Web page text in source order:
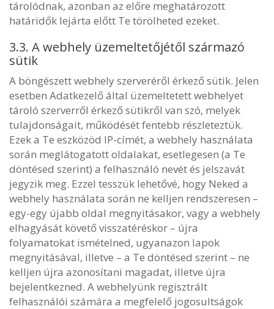
tárolódnak, azonban az előre meghatározott
határidők lejárta előtt Te törölheted ezeket.
3.3. A webhely üzemeltetőjétől származó
sütik
A böngészett webhely szerveréről érkező sütik. Jelen
esetben Adatkezelő által üzemeltetett webhelyet
tároló szerverről érkező sütikről van szó, melyek
tulajdonságait, működését fentebb részleteztük.
Ezek a Te eszközöd IP-címét, a webhely használata
során meglátogatott oldalakat, esetlegesen (a Te
döntésed szerint) a felhasználó nevét és jelszavát
jegyzik meg. Ezzel tesszük lehetővé, hogy Neked a
webhely használata során ne kelljen rendszeresen –
egy-egy újabb oldal megnyitásakor, vagy a webhely
elhagyását követő visszatéréskor – újra
folyamatokat ismételned, ugyanazon lapok
megnyitásával, illetve – a Te döntésed szerint – ne
kelljen újra azonosítani magadat, illetve újra
bejelentkezned. A webhelyünk regisztrált
felhasználói számára a megfelelő jogosultságok